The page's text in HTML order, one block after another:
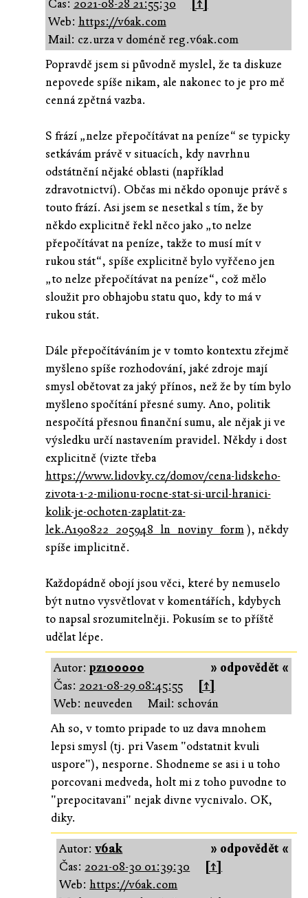
Čas: 2021-08-28 21:55:30
[↑]
Web: https://v6ak.com
Mail: cz.urza v doméně reg.v6ak.com
Popravdě jsem si původně myslel, že ta diskuze
nepovede spíše nikam, ale nakonec to je pro mě
cenná zpětná vazba.
S frází „nelze přepočítávat na peníze“ se typicky
setkávám právě v situacích, kdy navrhnu
odstátnění nějaké oblasti (například
zdravotnictví). Občas mi někdo oponuje právě s
touto frází. Asi jsem se nesetkal s tím, že by
někdo explicitně řekl něco jako „to nelze
přepočítávat na peníze, takže to musí mít v
rukou stát“, spíše explicitně bylo vyřčeno jen
„to nelze přepočítávat na peníze“, což mělo
sloužit pro obhajobu statu quo, kdy to má v
rukou stát.
Dále přepočítáváním je v tomto kontextu zřejmě
myšleno spíše rozhodování, jaké zdroje mají
smysl obětovat za jaký přínos, než že by tím bylo
myšleno spočítání přesné sumy. Ano, politik
nespočítá přesnou finanční sumu, ale nějak ji ve
výsledku určí nastavením pravidel. Někdy i dost
explicitně (vizte třeba
https://www.lidovky.cz/domov/cena-lidskeho-
zivota-1-2-milionu-rocne-stat-si-urcil-hranici-
kolik-je-ochoten-zaplatit-za-
lek.A190822_205948_ln_noviny_form), někdy
spíše implicitně.
Každopádně obojí jsou věci, které by nemuselo
být nutno vysvětlovat v komentářích, kdybych
to napsal srozumitelněji. Pokusím se to příště
udělat lépe.
» odpovědět «
Autor: pz100000
Čas: 2021-08-29 08:45:55
[↑]
Web: neuveden
Mail: schován
Ah so, v tomto pripade to uz dava mnohem
lepsi smysl (tj. pri Vasem "odstatnit kvuli
uspore"), nesporne. Shodneme se asi i u toho
porcovani medveda, holt mi z toho puvodne to
"prepocitavani" nejak divne vycnivalo. OK,
diky.
» odpovědět «
Autor:v6ak
Čas: 2021-08-30 01:39:30
[↑]
Web:https://v6ak.com